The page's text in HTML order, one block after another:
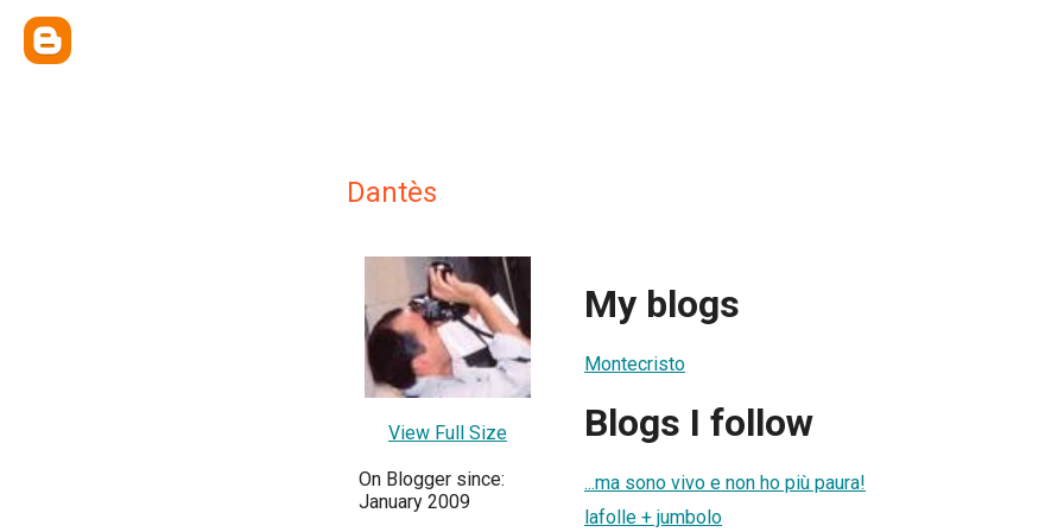
Dantès
View Full Size
On Blogger since:
January 2009
My blogs
Montecristo
Blogs I follow
...ma sono vivo e non ho più paura!
lafolle + jumbolo